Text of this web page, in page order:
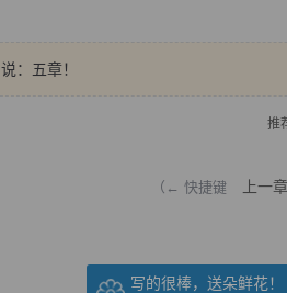
说：五章！
推
（← 快捷键 上一章
写的很棒，送朵鲜花！